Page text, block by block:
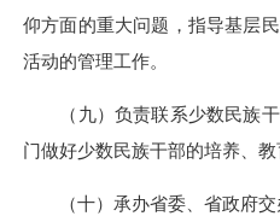
仰方面的重大问题，指导基层
活动的管理工作。
（九）负责联系少数民族干
门做好少数民族干部的培养、教
（十）承办省委、省政府